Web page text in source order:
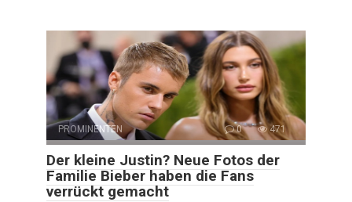
PROMINENTEN 0 471
Der kleine Justin? Neue Fotos der
Familie Bieber haben die Fans
verrückt gemacht